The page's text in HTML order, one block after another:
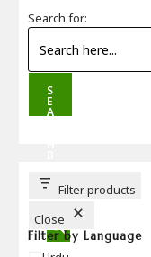
Search for:
S
E
A
T
T
Filter products
Close
Filter by Language